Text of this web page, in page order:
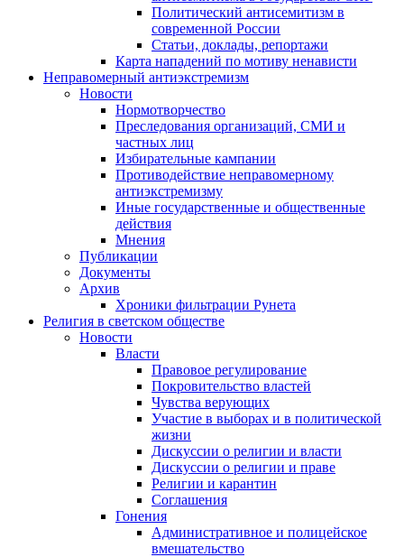
Политический антисемитизм в
современной России
Статьи, доклады, репортажи
Карта нападений по мотиву ненависти
Неправомерный антиэкстремизм
Новости
Нормотворчество
Преследования организаций, СМИ и
частных лиц
Избирательные кампании
Противодействие неправомерному
антиэкстремизму
Иные государственные и общественные
действия
Мнения
Публикации
Документы
Архив
Хроники фильтрации Рунета
Религия в светском обществе
Новости
Власти
Правовое регулирование
Покровительство властей
Чувства верующих
Участие в выборах и в политической
жизни
Дискуссии о религии и власти
Дискуссии о религии и праве
Религии и карантин
Соглашения
Гонения
Административное и полицейское
вмешательство